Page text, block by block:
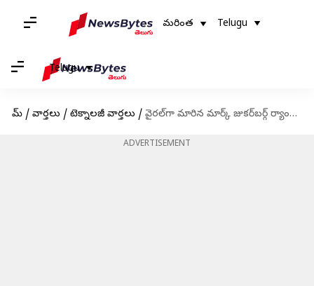
మరింత Telugu
Telugu
హోమ్ / వార్తలు / టెక్నాలజీ వార్తలు / వైరల్‌గా మారిన మార్క్ జుకర్‌బర్గ్ ర్యాంప్ వాక్ ఫోటోలు
ADVERTISEMENT